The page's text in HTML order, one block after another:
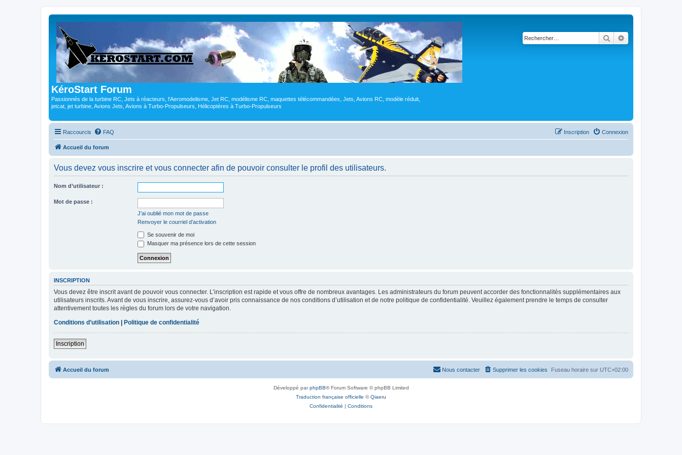
KéroStart Forum
Passionnés de la turbine RC, Jets à réacteurs, l'Aeromodelisme, Jet RC, modélisme RC, maquettes télécommandées, Jets, Avions RC, modèle réduit,
jetcat, jet turbine, Avions Jets, Avions à Turbo-Propulseurs, Hélicoptères à Turbo-Propulseurs
Rechercher
Raccourcis FAQ Connexion
Inscription
Accueil du forum
Vous devez vous inscrire et vous connecter afin de pouvoir consulter le profil des utilisateurs.
Nom d’utilisateur :
Mot de passe :
J’ai oublié mon mot de passe
Renvoyer le courriel d’activation
Se souvenir de moi
Masquer ma présence lors de cette session
INSCRIPTION
Vous devez être inscrit avant de pouvoir vous connecter. L’inscription est rapide et vous offre de nombreux avantages. Les administrateurs du forum peuvent accorder des fonctionnalités supplémentaires aux
utilisateurs inscrits. Avant de vous inscrire, assurez-vous d’avoir pris connaissance de nos conditions d’utilisation et de notre politique de confidentialité. Veuillez également prendre le temps de consulter
attentivement toutes les règles du forum lors de votre navigation.
Conditions d’utilisation
Politique de confidentialité
Inscription
Accueil du forum Fuseau horaire sur UTC+02:00
Supprimer les cookies
Nous contacter
Développé parphpBB® Forum Software © phpBB Limited
Traduction française officielle ©Qiaeru
Confidentialité | Conditions